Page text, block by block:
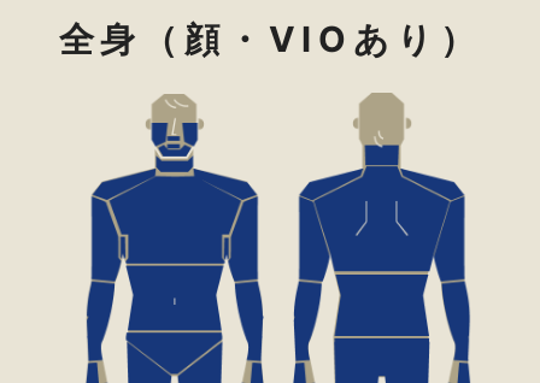
全身（顔・VIOあり）